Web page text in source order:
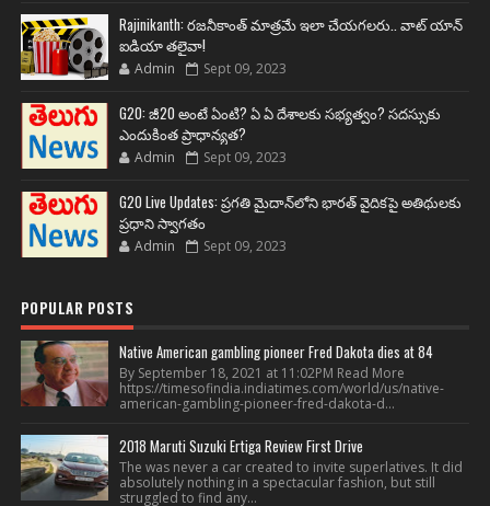
Rajinikanth: రజనీకాంత్ మాత్రమే ఇలా చేయగలరు.. వాట్ యాన్
ఐడియా తలైవా!
Admin Sept 09, 2023
G20: జీ20 అంటే ఏంటి? ఏ ఏ దేశాలకు సభ్యత్వం? సదస్సుకు
ఎందుకింత ప్రాధాన్యత?
Admin Sept 09, 2023
G20 Live Updates: ప్రగతి మైదాన్‌లోని భారత్ వైదికపై అతిథులకు
ప్రధాని స్వాగతం
Admin Sept 09, 2023
POPULAR POSTS
Native American gambling pioneer Fred Dakota dies at 84
By September 18, 2021 at 11:02PM Read More
https://timesofindia.indiatimes.com/world/us/native-
american-gambling-pioneer-fred-dakota-d...
2018 Maruti Suzuki Ertiga Review First Drive
The was never a car created to invite superlatives. It did
absolutely nothing in a spectacular fashion, but still
struggled to find any...